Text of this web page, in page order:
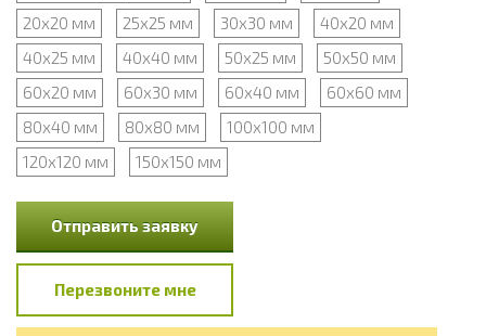
20х20 мм
25х25 мм 30х30 мм
40х20 мм
40х25 мм
40х40 мм 50х25 мм
50х50 мм
60х20 мм
60х30 мм 60х40 мм
60х60 мм
80х40 мм
80х80 мм
100х100 мм
120х120 мм
150х150 мм
Отправить заявку
Перезвоните мне